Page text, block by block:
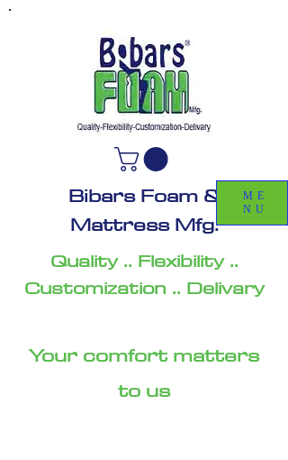
Bibars Foam &
Mattress Mfg.
Quality .. Flexibility ..
Customization .. Delivary
Your comfort matters
to us
ME
NU